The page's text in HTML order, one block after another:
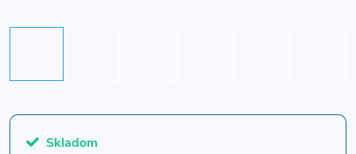
Skladom